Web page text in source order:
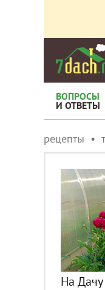
ВОПРОСЫ
И ОТВЕТЫ
рецепты
На